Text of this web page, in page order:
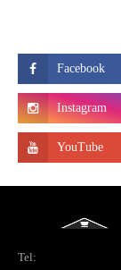
Tel: